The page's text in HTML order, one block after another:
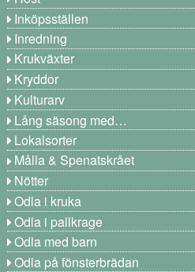
Inköpsställen
Inredning
Krukväxter
Kryddor
Kulturarv
Lång säsong med…
Lokalsorter
Målla & Spenatskrået
Nötter
Odla i kruka
Odla i pallkrage
Odla med barn
Odla på fönsterbrädan